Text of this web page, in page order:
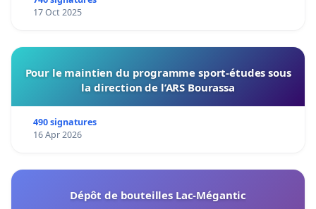
17 Oct 2025
Pour le maintien du programme sport-études sous
la direction de l’ARS Bourassa
490 signatures
16 Apr 2026
Dépôt de bouteilles Lac-Mégantic